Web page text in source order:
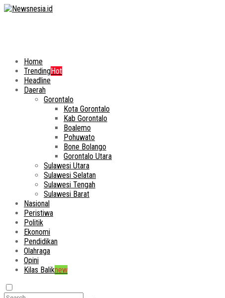
Home
TrendingHot
Headline
Daerah
Gorontalo
Kota Gorontalo
Kab Gorontalo
Boalemo
Pohuwato
Bone Bolango
Gorontalo Utara
Sulawesi Utara
Sulawesi Selatan
Sulawesi Tengah
Sulawesi Barat
Nasional
Peristiwa
Politik
Ekonomi
Pendidikan
Olahraga
Opini
Kilas Baliknew